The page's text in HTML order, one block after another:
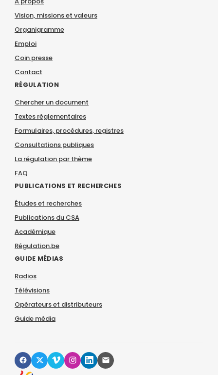
Vision, missions et valeurs
Organigramme
Emploi
Coin presse
Contact
RÉGULATION
Chercher un document
Textes réglementaires
Formulaires, procédures, registres
Consultations publiques
La régulation par thème
FAQ
PUBLICATIONS ET RECHERCHES
Études et recherches
Publications du CSA
Académique
Régulation.be
GUIDE MÉDIAS
Radios
Télévisions
Opérateurs et distributeurs
Guide média